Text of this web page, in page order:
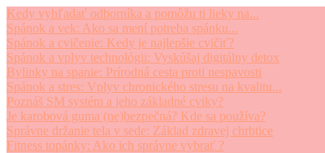
Kedy vyhľadať odborníka a pomôžu ti lieky na...
Spánok a vek: Ako sa mení potreba spánku...
Spánok a cvičenie: Kedy je najlepšie cvičiť?
Spánok a vplyv technológii: Vyskúšaj digitálny detox
Bylinky na spanie: Prírodná cesta proti nespavosti
Spánok a stres: Vplyv chronického stresu na kvalitu...
Poznáš SM systém a jeho základné cviky?
Je karobová guma (ne)bezpečná? Kde sa používa?
Správne držanie tela v sede: Základ zdravej chrbtice
Fitness topánky: Ako ich správne vybrať ?